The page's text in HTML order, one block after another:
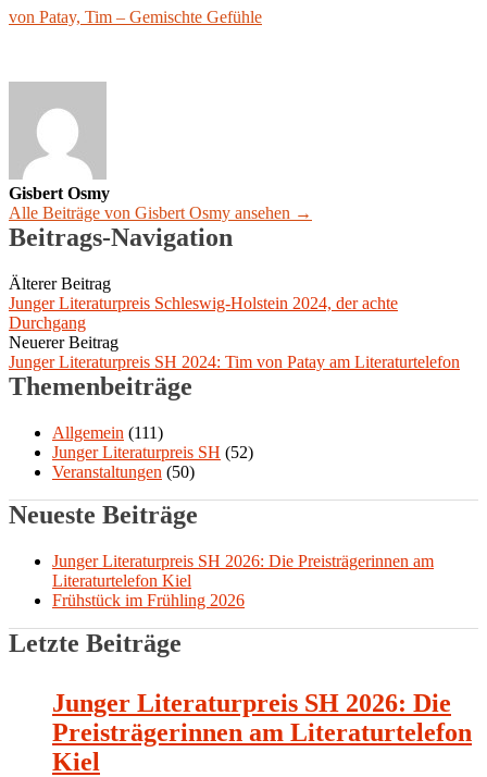
von Patay, Tim – Gemischte Gefühle
Gisbert Osmy
Alle Beiträge von Gisbert Osmy ansehen →
Beitrags-Navigation
Älterer Beitrag
Junger Literaturpreis Schleswig-Holstein 2024, der achte
Durchgang
Neuerer Beitrag
Junger Literaturpreis SH 2024: Tim von Patay am Literaturtelefon
Themenbeiträge
Allgemein (111)
Junger Literaturpreis SH (52)
Veranstaltungen (50)
Neueste Beiträge
Junger Literaturpreis SH 2026: Die Preisträgerinnen am
Literaturtelefon Kiel
Frühstück im Frühling 2026
Letzte Beiträge
Junger Literaturpreis SH 2026: Die
Preisträgerinnen am Literaturtelefon
Kiel